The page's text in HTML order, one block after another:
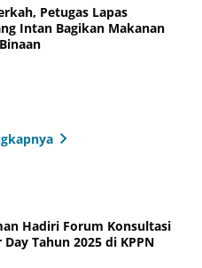
Petugas Lapas
Intan Bagikan Makanan
Hadiri Forum Konsultasi
Tahun 2025 di KPPN